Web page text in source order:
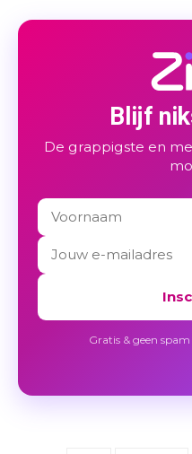
Blijf
De grappigste en
Gratis & geen